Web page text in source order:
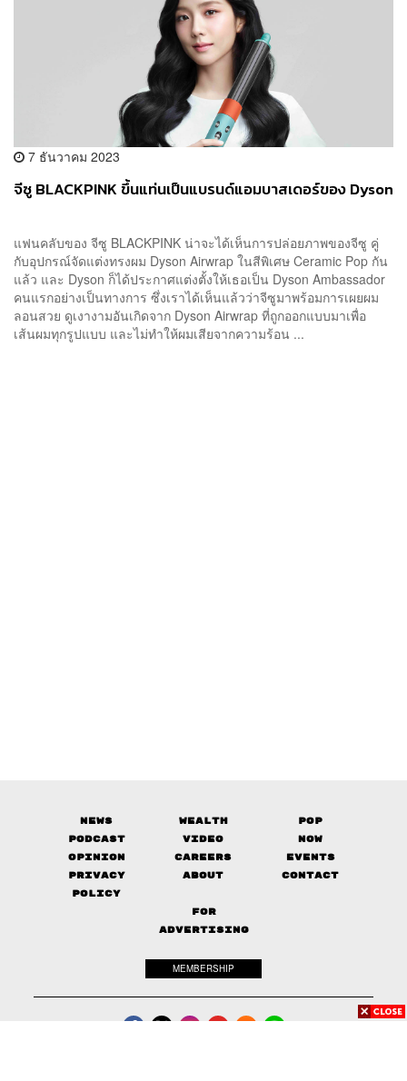
7 ธันวาคม 2023
จีซู BLACKPINK ขึ้นแท่นเป็นแบรนด์แอมบาสเดอร์ของ Dyson
แฟนคลับของ จีซู BLACKPINK น่าจะได้เห็นการปล่อยภาพของจีซู คู่
กับอุปกรณ์จัดแต่งทรงผม Dyson Airwrap ในสีพิเศษ Ceramic Pop กัน
แล้ว และ Dyson ก็ได้ประกาศแต่งตั้งให้เธอเป็น Dyson Ambassador
คนแรกอย่างเป็นทางการ ซึ่งเราได้เห็นแล้วว่าจีซูมาพร้อมการเผยผม
ลอนสวย ดูเงางามอันเกิดจาก Dyson Airwrap ที่ถูกออกแบบมาเพื่อ
เส้นผมทุกรูปแบบ และไม่ทำให้ผมเสียจากความร้อน ...
News Wealth
Pop
Podcast
Video
Now
Opinion
Careers
Events
Privacy
Policy
About Contact
FOR
ADVERTISING
MEMBERSHIP